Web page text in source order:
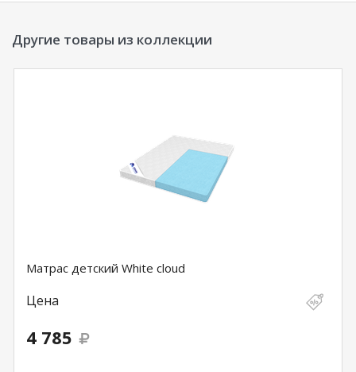
Другие товары из коллекции
Матрас детский White cloud
Цена
4 785